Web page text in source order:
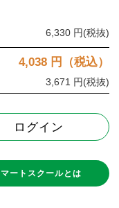
6,330 円(税抜)
4,038 円（税込）
3,671 円(税抜)
ログイン
ートスクールとは